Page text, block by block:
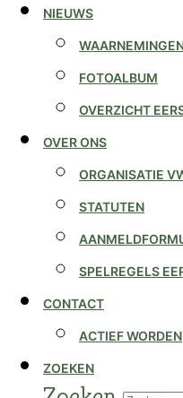
NIEUWS
FOTOALBUM
OVERZICHT
OVER ONS
ORGANISATIE
STATUTEN
SPELREGELS
CONTACT
ACTIEF WORDEN
ZOEKEN